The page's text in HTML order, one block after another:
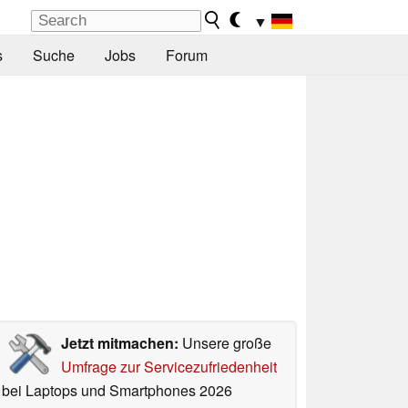
▼
Suche Jobs Forum
Jetzt mitmachen: Unsere große
Umfrage zur Servicezufriedenheit
bei Laptops und Smartphones 2026